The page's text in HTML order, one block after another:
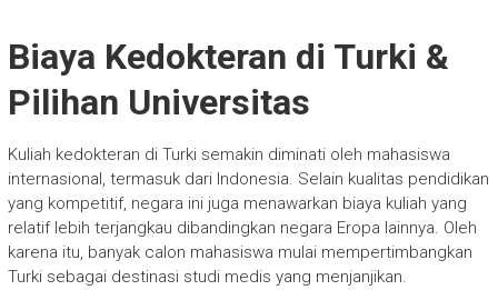
Biaya Kedokteran di Turki &
Pilihan Universitas
Kuliah kedokteran di Turki semakin diminati oleh mahasiswa
internasional, termasuk dari Indonesia. Selain kualitas pendidikan
yang kompetitif, negara ini juga menawarkan biaya kuliah yang
relatif lebih terjangkau dibandingkan negara Eropa lainnya. Oleh
karena itu, banyak calon mahasiswa mulai mempertimbangkan
Turki sebagai destinasi studi medis yang menjanjikan.